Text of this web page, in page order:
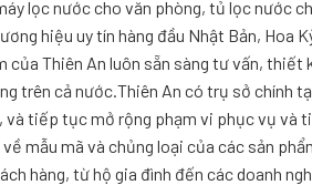
lọc nước cho văn phòng, tủ lọc nước
hiệu uy tín hàng đầu Nhật Bản, Hoa
của Thiên An luôn sẵn sàng tư vấn, thiết
trên cả nước.Thiên An có trụ sở chính
và tiếp tục mở rộng phạm vi phục vụ và
mẫu mã và chủng loại của các sản
hàng, từ hộ gia đình đến các doanh